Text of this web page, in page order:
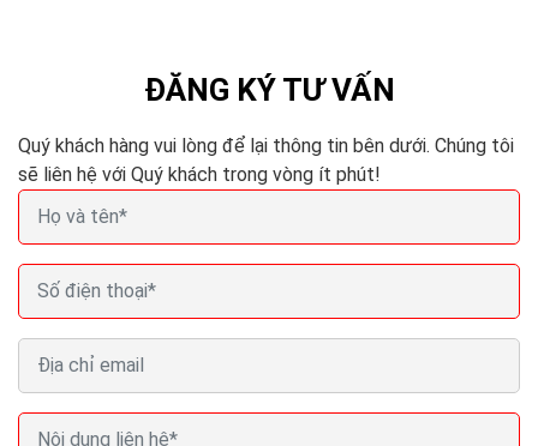
quên để lại bình luận phía bên dưới nhé!
ĐĂNG KÝ TƯ VẤN
Quý khách hàng vui lòng để lại thông tin bên dưới. Chúng tôi
sẽ liên hệ với Quý khách trong vòng ít phút!